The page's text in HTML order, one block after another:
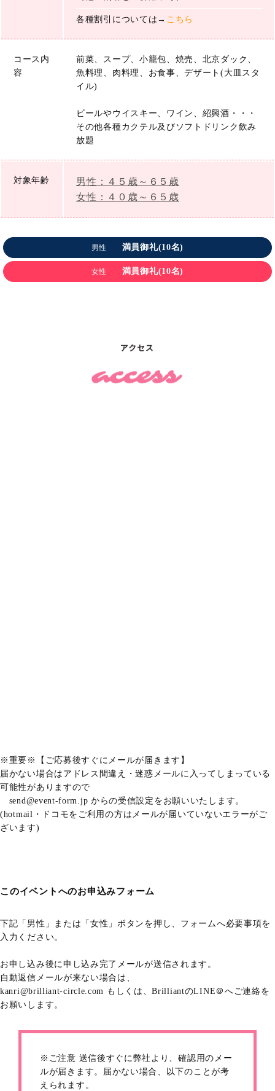
各種割引については→ こちら
コース内
容
前菜、スープ、小籠包、焼売、北京ダック、
魚料理、肉料理、お食事、デザート(大皿スタ
イル)
ビールやウイスキー、ワイン、紹興酒・・・
その他各種カクテル及びソフトドリンク飲み
放題
対象年齢
男性：４５歳～６５歳
女性：４０歳～６５歳
男性 満員御礼(10名)
女性 満員御礼(10名)
※重要※【ご応募後すぐにメールが届きます】
届かない場合はアドレス間違え・迷惑メールに入ってしまっている
可能性がありますので
send@event-form.jp からの受信設定をお願いいたします。
(hotmail・ドコモをご利用の方はメールが届いていないエラーがご
ざいます)
このイベントへのお申込みフォーム
下記「男性」または「女性」ボタンを押し、フォームへ必要事項を
入力ください。
お申し込み後に申し込み完了メールが送信されます。
自動返信メールが来ない場合は、
kanri@brilliant-circle.com もしくは、BrilliantのLINE＠へご連絡を
お願いします。
※ご注意 送信後すぐに弊社より、確認用のメー
ルが届きます。届かない場合、以下のことが考
えられます。